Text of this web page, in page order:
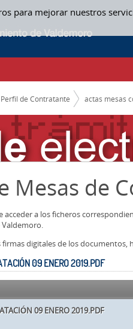
para mejorar nuestros
Perfil de Contratante actas mesas
Mesas de
acceder a los ficheros
firmas digitales de los documentos,
09 ENERO 2019.PDF
09 ENERO 2019.PDF